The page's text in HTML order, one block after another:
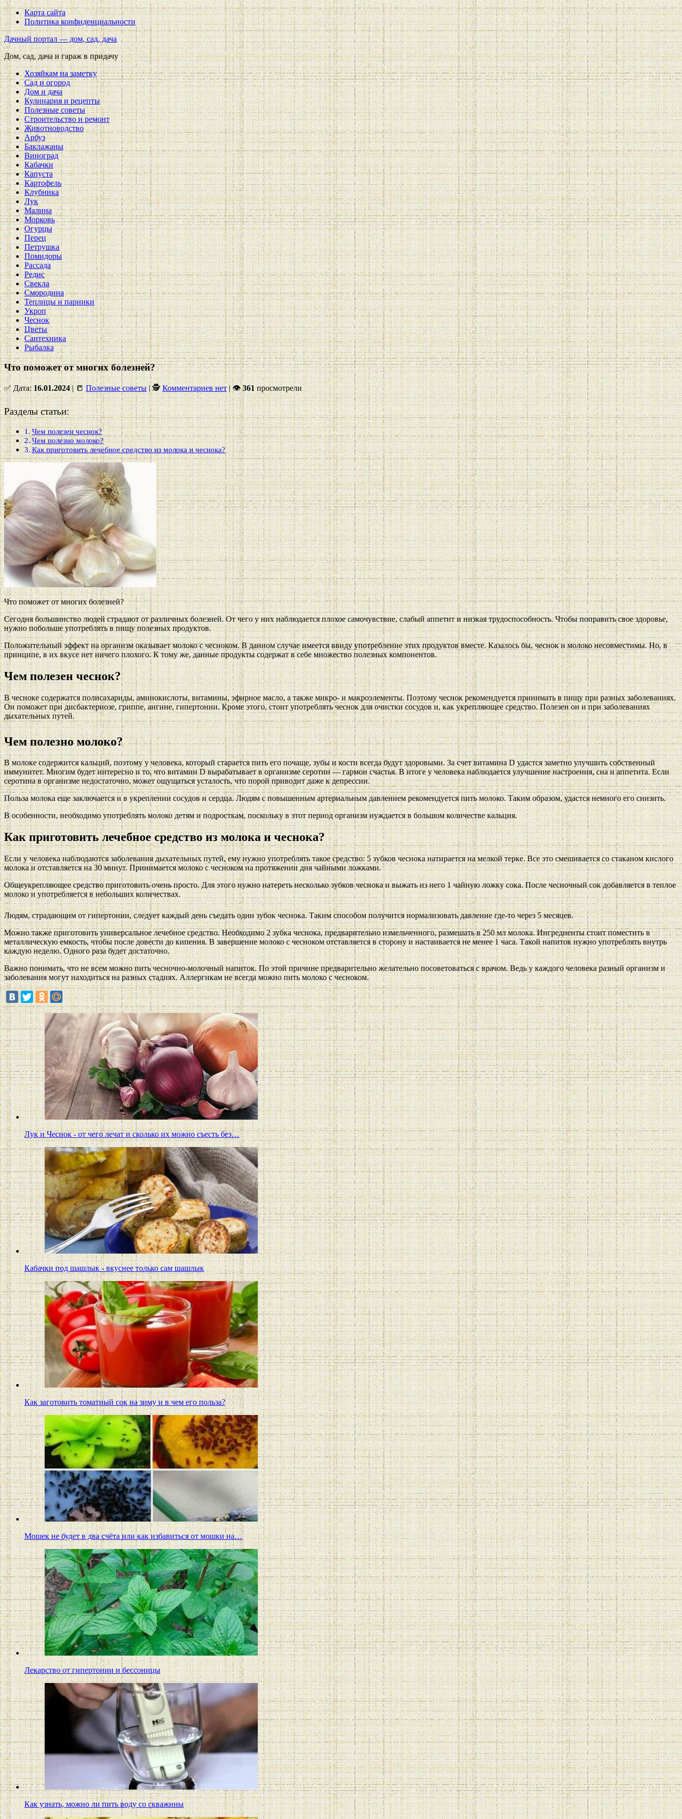
Карта сайта
Политика конфиденциальности
Дачный портал — дом, сад, дача
Дом, сад, дача и гараж в придачу
Хозяйкам на заметку
Сад и огород
Дом и дача
Кулинария и рецепты
Полезные советы
Строительство и ремонт
Животноводство
Арбуз
Баклажаны
Виноград
Кабачки
Капуста
Картофель
Клубника
Лук
Малина
Морковь
Огурцы
Перец
Петрушка
Помидоры
Рассада
Редис
Свекла
Смородина
Теплицы и парники
Укроп
Чеснок
Цветы
Сантехника
Рыбалка
Что поможет от многих болезней?
✅ Дата:16.01.2024| 📒Полезные советы| 🕵Комментариев нет|👁361просмотрели
Разделы статьи:
Чем полезен чеснок?
Чем полезно молоко?
Как приготовить лечебное средство из молока и чеснока?
Что поможет от многих болезней?
Сегодня большинство людей страдают от различных болезней. От чего у них наблюдается плохое самочувствие, слабый аппетит и низкая трудоспособность. Чтобы поправить свое здоровье,
нужно побольше употреблять в пищу полезных продуктов.
Положительный эффект на организм оказывает молоко с чесноком. В данном случае имеется ввиду употребление этих продуктов вместе. Казалось бы, чеснок и молоко несовместимы. Но, в
принципе, в их вкусе нет ничего плохого. К тому же, данные продукты содержат в себе множество полезных компонентов.
Чем полезен чеснок?
В чесноке содержатся полисахариды, аминокислоты, витамины, эфирное масло, а также микро- и макроэлементы. Поэтому чеснок рекомендуется принимать в пищу при разных заболеваниях.
Он поможет при дисбактериозе, гриппе, ангине, гипертонии. Кроме этого, стоит употреблять чеснок для очистки сосудов и, как укрепляющее средство. Полезен он и при заболеваниях
дыхательных путей.
Чем полезно молоко?
В молоке содержится кальций, поэтому у человека, который старается пить его почаще, зубы и кости всегда будут здоровыми. За счет витамина D удастся заметно улучшить собственный
иммунитет. Многим будет интересно и то, что витамин D вырабатывает в организме серотин — гармон счастья. В итоге у человека наблюдается улучшение настроения, сна и аппетита. Если
серотина в организме недостаточно, может ощущаться усталость, что порой приводит даже к депрессии.
Польза молока еще заключается и в укреплении сосудов и сердца. Людям с повышенным артериальным давлением рекомендуется пить молоко. Таким образом, удастся немного его снизить.
В особенности, необходимо употреблять молоко детям и подросткам, поскольку в этот период организм нуждается в большом количестве кальция.
Как приготовить лечебное средство из молока и чеснока?
Если у человека наблюдаются заболевания дыхательных путей, ему нужно употреблять такое средство: 5 зубков чеснока натирается на мелкой терке. Все это смешивается со стаканом кислого
молока и отставляется на 30 минут. Принимается молоко с чесноком на протяжении дня чайными ложками.
Общеукрепляющее средство приготовить очень просто. Для этого нужно натереть несколько зубков чеснока и выжать из него 1 чайную ложку сока. После чесночный сок добавляется в теплое
молоко и употребляется в небольших количествах.
Людям, страдающим от гипертонии, следует каждый день съедать один зубок чеснока. Таким способом получится нормализовать давление где-то через 5 месяцев.
Можно также приготовить универсальное лечебное средство. Необходимо 2 зубка чеснока, предварительно измельченного, размешать в 250 мл молока. Ингредиенты стоит поместить в
металлическую емкость, чтобы после довести до кипения. В завершение молоко с чесноком отставляется в сторону и настаивается не менее 1 часа. Такой напиток нужно употреблять внутрь
каждую неделю. Одного раза будет достаточно.
Важно понимать, что не всем можно пить чесночно-молочный напиток. По этой причине предварительно желательно посоветоваться с врачом. Ведь у каждого человека разный организм и
заболевания могут находиться на разных стадиях. Аллергикам не всегда можно пить молоко с чесноком.
Лук и Чеснок - от чего лечат и сколько их можно съесть без…
Кабачки под шашлык - вкуснее только сам шашлык
Как заготовить томатный сок на зиму и в чем его польза?
Мошек не будет в два счёта или как избавиться от мошки на…
Лекарство от гипертонии и бессоницы
Как узнать, можно ли пить воду со скважины